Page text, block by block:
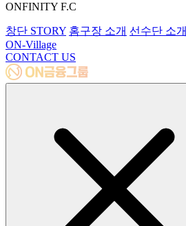
ONFINITY F.C
창단 STORY 홈구장 소개 선수단 소개
ON-Village
CONTACT US